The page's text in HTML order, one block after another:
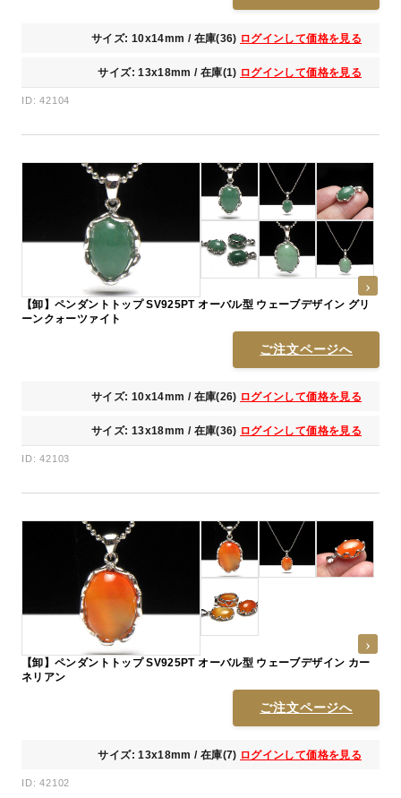
サイズ: 10x14mm / 在庫(36) ログインして価格を見る
サイズ: 13x18mm / 在庫(1) ログインして価格を見る
ID: 42104
【卸】ペンダントトップ SV925PT オーバル型 ウェーブデザイン グリ
ーンクォーツァイト
ご注文ページへ
サイズ: 10x14mm / 在庫(26) ログインして価格を見る
サイズ: 13x18mm / 在庫(36) ログインして価格を見る
ID: 42103
【卸】ペンダントトップ SV925PT オーバル型 ウェーブデザイン カー
ネリアン
ご注文ページへ
サイズ: 13x18mm / 在庫(7) ログインして価格を見る
ID: 42102